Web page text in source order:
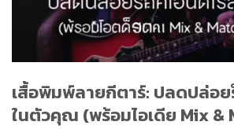
เสื้อพิมพ์ลายกีตาร์: ปลดปล่อย
ในตัวคุณ (พร้อมไอเดีย Mix &